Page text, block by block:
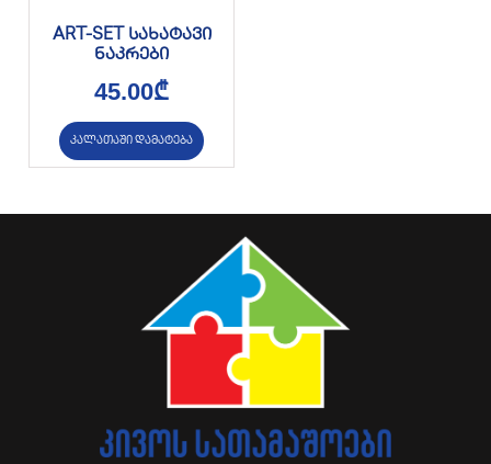
ART-SET სახატავი
ნაკრები
45.00₾
კალათაში დამატება